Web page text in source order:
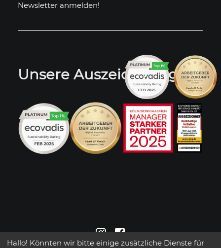
Newsletter anmelden!
Unsere Auszeichnungen
Hallo! Könnten wir bitte einige zusätzliche Dienste für